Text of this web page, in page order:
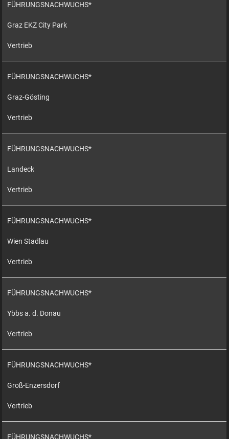
FÜHRUNGSNACHWUCHS*
Graz EKZ City Park
Vertrieb
FÜHRUNGSNACHWUCHS*
Graz-Gösting
Vertrieb
FÜHRUNGSNACHWUCHS*
Landeck
Vertrieb
FÜHRUNGSNACHWUCHS*
Wien Stadlau
Vertrieb
FÜHRUNGSNACHWUCHS*
Ybbs a. d. Donau
Vertrieb
FÜHRUNGSNACHWUCHS*
Groß-Enzersdorf
Vertrieb
FÜHRUNGSNACHWUCHS*